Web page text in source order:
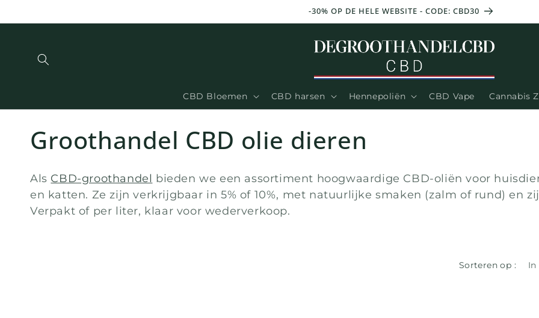
naar
-30% OP DE HELE WEBSITE - CODE: CBD30
CBD Bloemen CBD harsen Hennepoliën CBD Vape Cannabis
C
o
l
Groothandel CBD olie dieren
Als CBD-groothandel bieden we een assortiment hoogwaardige CBD-oliën voor
en katten. Ze zijn verkrijgbaar in 5% of 10%, met natuurlijke smaken (zalm of rund) en
Verpakt of per liter, klaar voor wederverkoop.
Sorteren op :